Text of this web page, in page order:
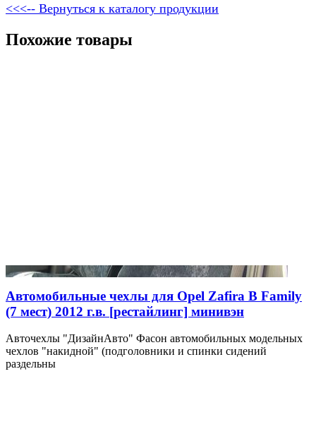
<<<-- Вернуться к каталогу продукции
Похожие товары
Автомобильные чехлы для Opel Zafira B Family
(7 мест) 2012 г.в. [рестайлинг] минивэн
Авточехлы "ДизайнАвто" Фасон автомобильных модельных
чехлов "накидной" (подголовники и спинки сидений
раздельны